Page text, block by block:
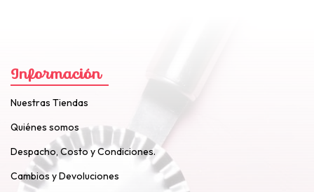
Información
Nuestras Tiendas
Quiénes somos
Despacho, Costo y Condiciones.
Cambios y Devoluciones